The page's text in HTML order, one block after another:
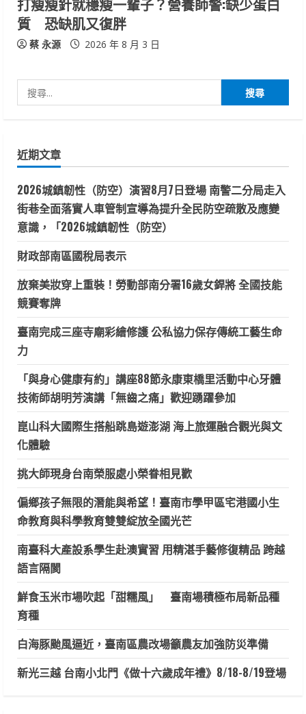
打瘦瘦針就穩瘦一輩子？營養師警:缺少蛋白
質 恐缺肌又復胖
蔡 永源 2026 年 8 月 3 日
尋
字:
近期文章
2026城鎮韌性（防空）演習8月7日登場 南警二分局走入
街巷全面落實人車管制宣導為提升全民防空疏散及應變
意識，「2026城鎮韌性（防空）
財政部南區國稅局表示
放棄美妝穿上重裝！勞動部南分署16歲女銲將 全國技能
競賽奪牌
臺南完成三座寺廟彩繪修護 公私協力保存傳統工藝生命
力
「與身心健康有約」講座88節永康東橋里活動中心牙體
技術師胡明芳演講「無齒之痛」歡迎踴躍參加
崑山科大國際生搭船跳島遊澎湖 海上旅運融合觀光與文
化體驗
挑大師現身台南榮服處小榮眷相見歡
偏鄉孩子無限的潛能與希望！臺南市學甲區宅港國小生
命教育與科學教育雙雙綻放全國光芒
南臺科大產設系學生赴澳實習 用精湛手藝修復精品 跨越
語言隔閡
鮮食玉米市場吹起「甜糯風」 臺南場積極布局新品種
育種
白海豚颱風逼近，臺南區農改場籲農友加強防災準備
新光三越 台南小北門《做十六歲成年禮》8/18-8/19登場